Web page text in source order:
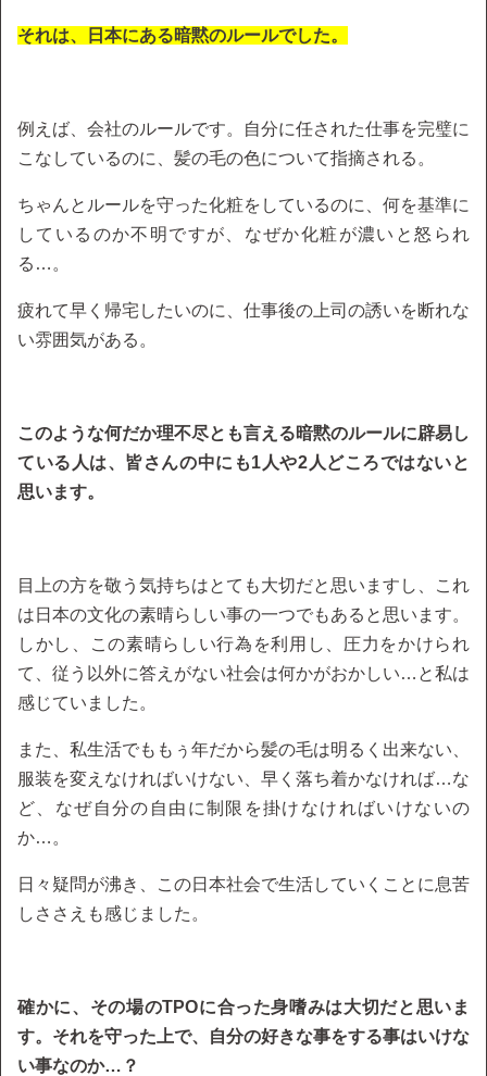
それは、日本にある暗黙のルールでした。
例えば、会社のルールです。自分に任された仕事を完璧に
こなしているのに、髪の毛の色について指摘される。
ちゃんとルールを守った化粧をしているのに、何を基準に
しているのか不明ですが、なぜか化粧が濃いと怒られ
る…。
疲れて早く帰宅したいのに、仕事後の上司の誘いを断れな
い雰囲気がある。
このような何だか理不尽とも言える暗黙のルールに辟易し
ている人は、皆さんの中にも1人や2人どころではないと
思います。
目上の方を敬う気持ちはとても大切だと思いますし、これ
は日本の文化の素晴らしい事の一つでもあると思います。
しかし、この素晴らしい行為を利用し、圧力をかけられ
て、従う以外に答えがない社会は何かがおかしい…と私は
感じていました。
また、私生活でももぅ年だから髪の毛は明るく出来ない、
服装を変えなければいけない、早く落ち着かなければ…な
ど、なぜ自分の自由に制限を掛けなければいけないの
か…。
日々疑問が沸き、この日本社会で生活していくことに息苦
しささえも感じました。
確かに、その場のTPOに合った身嗜みは大切だと思いま
す。それを守った上で、自分の好きな事をする事はいけな
い事なのか…？